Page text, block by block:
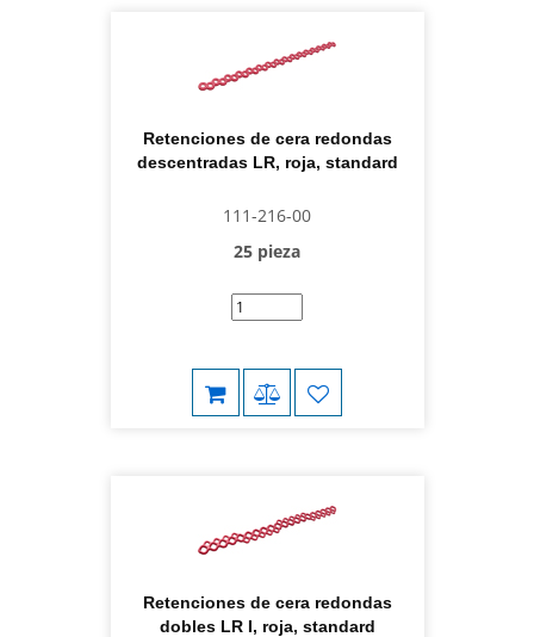
Retenciones de cera redondas
descentradas LR, roja, standard
111-216-00
25 pieza
Retenciones de cera redondas
dobles LR I, roja, standard